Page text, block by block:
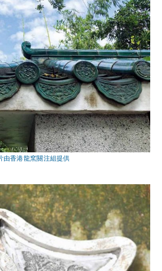
由香港龍窯關注組提供